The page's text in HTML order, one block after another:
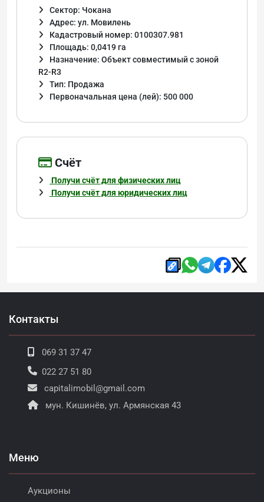
Сектор: Чокана
Адрес: ул. Мовилень
Кадастровый номер: 0100307.981
Площадь: 0,0419 га
Назначение: Объект совместимый с зоной
R2-R3
Тип: Продажа
Первоначальная цена (лей): 500 000
Cчёт
Получи счёт для физических лиц
Получи счёт для юридических лиц
Контакты
069 31 37 47
022 27 51 80
capitalimobil@gmail.com
мун. Кишинёв, ул. Армянская 43
Меню
Аукционы